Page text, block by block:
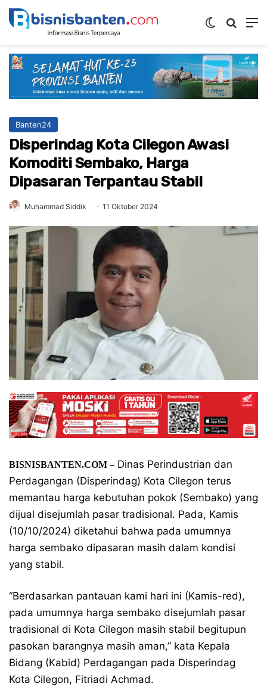
Switch skin
Banten24
Disperindag Kota Cilegon Awasi
Komoditi Sembako, Harga
Dipasaran Terpantau Stabil
Muhammad Siddik 11 Oktober 2024
BISNISBANTEN.COM –Dinas Perindustrian dan
Perdagangan (Disperindag) Kota Cilegon terus
memantau harga kebutuhan pokok (Sembako) yang
dijual disejumlah pasar tradisional. Pada, Kamis
(10/10/2024) diketahui bahwa pada umumnya
harga sembako dipasaran masih dalam kondisi
yang stabil.
“Berdasarkan pantauan kami hari ini (Kamis-red),
pada umumnya harga sembako disejumlah pasar
tradisional di Kota Cilegon masih stabil begitupun
pasokan barangnya masih aman,” kata Kepala
Bidang (Kabid) Perdagangan pada Disperindag
Kota Cilegon, Fitriadi Achmad.